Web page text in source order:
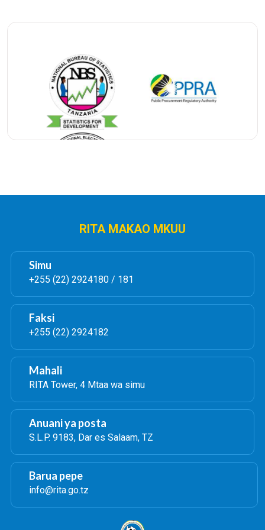
na kupata cheti cha ndoa?
RITA MAKAO MKUU
Simu
+255 (22) 2924180 / 181
Faksi
+255 (22) 2924182
Mahali
RITA Tower, 4 Mtaa wa simu
Anuani ya posta
S.L.P. 9183, Dar es Salaam, TZ
Barua pepe
info@rita.go.tz